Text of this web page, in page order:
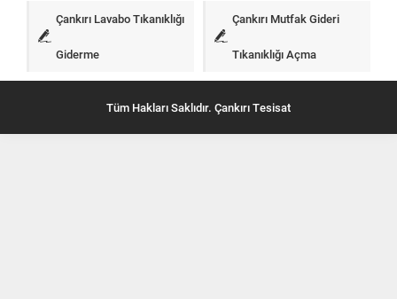
Çankırı Lavabo Tıkanıklığı
Giderme
Çankırı Mutfak Gideri
Tıkanıklığı Açma
Tüm Hakları Saklıdır. Çankırı Tesisat